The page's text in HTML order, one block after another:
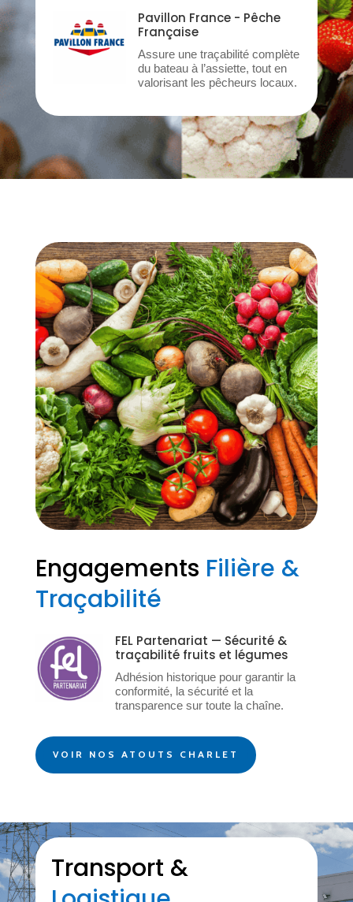
Pavillon France - Pêche
Française
Assure une traçabilité complète
du bateau à l’assiette, tout en
valorisant les pêcheurs locaux.
Engagements Filière &
Traçabilité
FEL Partenariat — Sécurité &
traçabilité fruits et légumes
Adhésion historique pour garantir la
conformité, la sécurité et la
transparence sur toute la chaîne.
VOIR NOS ATOUTS CHARLET
Transport &